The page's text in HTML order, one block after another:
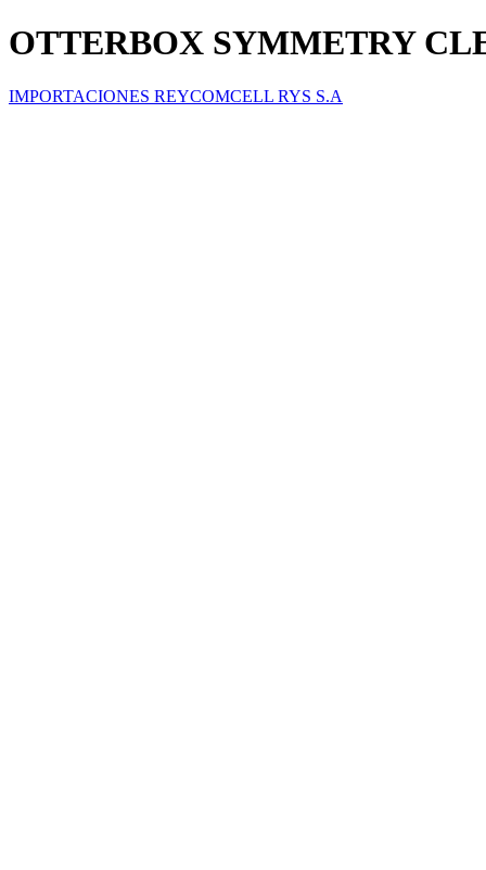
OTTERBOX SYMMETRY
IMPORTACIONES REYCOMCELL RYS S.A